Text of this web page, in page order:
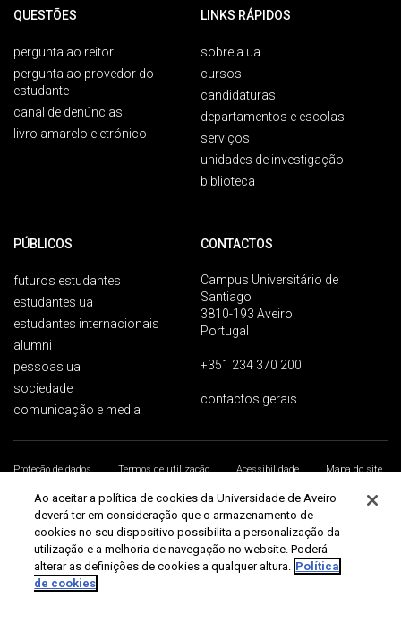
QUESTÕES
pergunta ao reitor
pergunta ao provedor do
estudante
canal de denúncias
livro amarelo eletrónico
LINKS RÁPIDOS
sobre a ua
cursos
candidaturas
departamentos e escolas
serviços
unidades de investigação
biblioteca
PÚBLICOS
futuros estudantes
estudantes ua
estudantes internacionais
alumni
pessoas ua
sociedade
comunicação e media
CONTACTOS
Campus Universitário de
Santiago
3810-193 Aveiro
Portugal
+351 234 370 200
contactos gerais
Proteção de dados Termos de utilização Acessibilidade
Mapa do site
Universidade de Aveiro 2026
Ao aceitar a política de cookies da Universidade de Aveiro
deverá ter em consideração que o armazenamento de
cookies no seu dispositivo possibilita a personalização da
utilização e a melhoria de navegação no website. Poderá
alterar as definições de cookies a qualquer altura. Política
de cookies